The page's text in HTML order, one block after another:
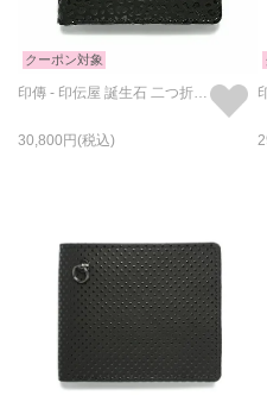
クーポン対象
印傳 - 印伝屋 誕生石 二つ折り財布 レオパード柄 / ミディアムウォレット
30,800